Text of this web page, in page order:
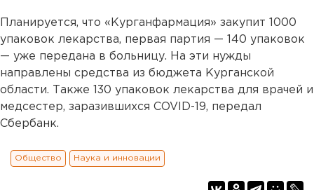
Планируется, что «Курганфармация» закупит 1000
упаковок лекарства, первая партия — 140 упаковок
— уже передана в больницу. На эти нужды
направлены средства из бюджета Курганской
области. Также 130 упаковок лекарства для врачей и
медсестер, заразившихся COVID-19, передал
Сбербанк.
Общество Наука и инновации